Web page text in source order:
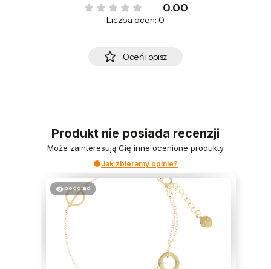
0.00
Liczba ocen: 0
Oceń i opisz
Produkt nie posiada recenzji
Może zainteresują Cię inne ocenione produkty
Jak zbieramy opinie?
podgląd